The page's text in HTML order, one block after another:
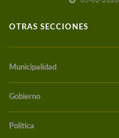
OTRAS SECCIONES
Municipalidad
Gobierno
Política